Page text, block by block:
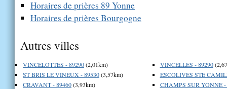
Horaires de prières 89 Yonne
Horaires de prières Bourgogne
Autres villes
VINCELOTTES - 89290(2,01km)
ST BRIS LE VINEUX - 89530(3,57km)
CRAVANT - 89460(3,93km)
VINCELLES - 89290
ESCOLIVES STE
CHAMPS SUR YONNE -